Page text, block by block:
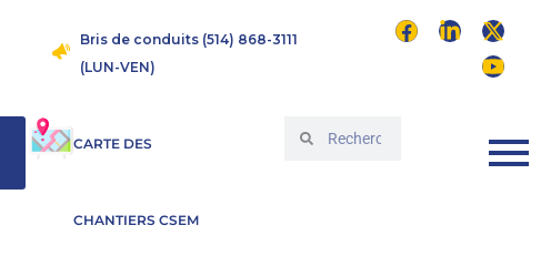
Bris de conduits (514) 868-3111
(LUN-VEN)
CARTE DES
CHANTIERS CSEM